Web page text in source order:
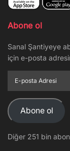
Abone ol
Sanal Şantiyeye
için e-posta
posta
Adresi
Abone ol
Diğer 251 bin